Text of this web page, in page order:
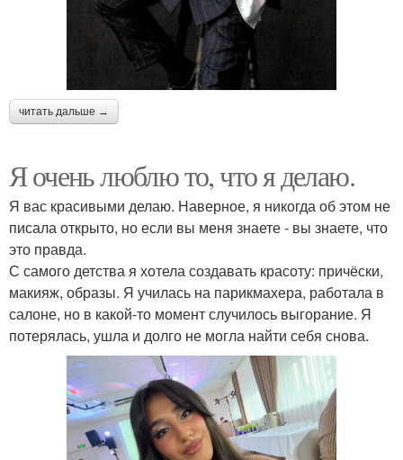
читать дальше →
Я очень люблю то, что я делаю.
Я вас красивыми делаю. Наверное, я никогда об этом не
писала открыто, но если вы меня знаете - вы знаете, что
это правда.
С самого детства я хотела создавать красоту: причёски,
макияж, образы. Я училась на парикмахера, работала в
салоне, но в какой-то момент случилось выгорание. Я
потерялась, ушла и долго не могла найти себя снова.